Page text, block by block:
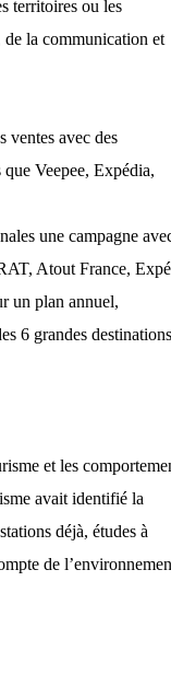
territoires ou les
de la communication et
ventes avec des
Veepee, Expédia,
une campagne
Atout France,
un plan annuel,
6 grandes destinations
et les
avait identifié la
déjà, études à
de